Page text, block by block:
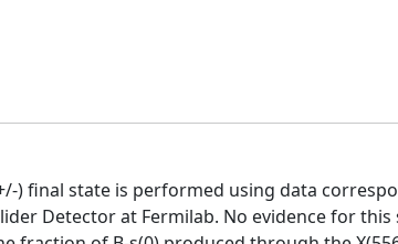
) final state is performed using data
Detector at Fermilab. No evidence for